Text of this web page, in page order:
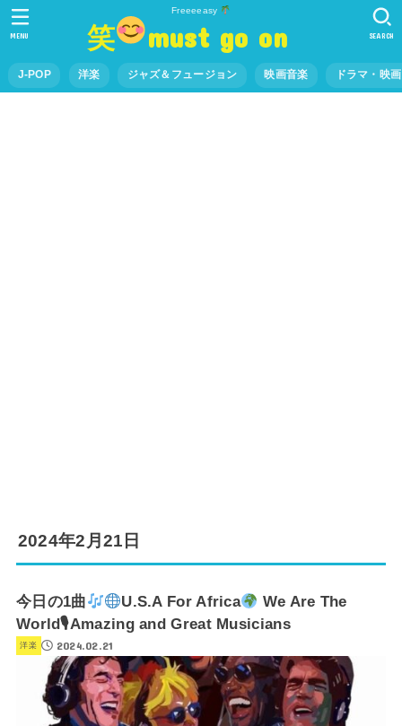
Freeeeasy
笑 must go on
J-POP 洋楽 ジャズ＆フュージョン 映画音楽 ドラマ・映
SEARCH
MENU
2024年2月21日
今日の1曲 U.S.A For Africa
We Are The
World🎙Amazing and Great Musicians
洋楽 2024.02.21